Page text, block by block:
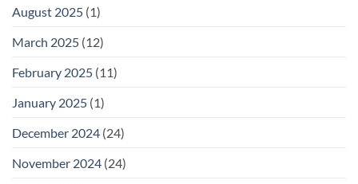
August 2025 (1)
March 2025 (12)
February 2025 (11)
January 2025 (1)
December 2024 (24)
November 2024 (24)